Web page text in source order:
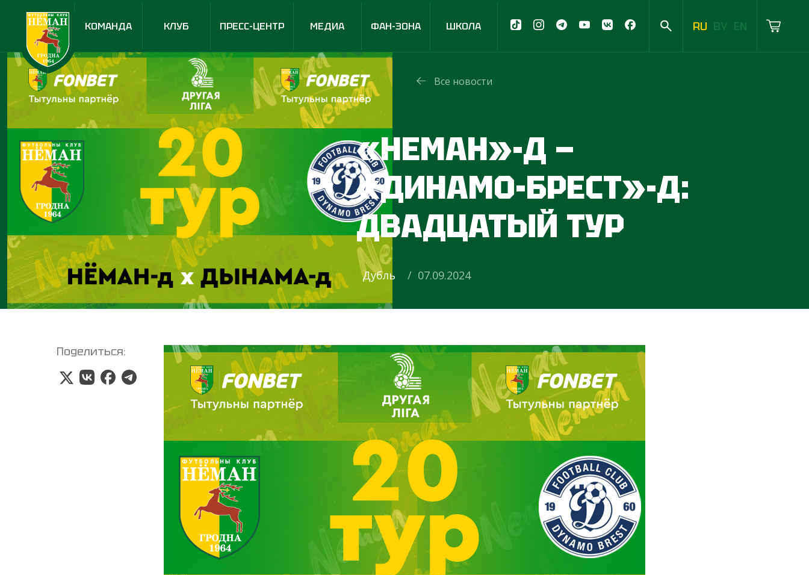
КОМАНДА КЛУБ ПРЕСС-ЦЕНТР МЕДИА ФАН-ЗОНА ШКОЛА RU BY EN
Все новости
«НЕМАН»-Д —
«ДИНАМО-БРЕСТ»-Д:
ДВАДЦАТЫЙ ТУР
Дубль / 07.09.2024
Поделиться: